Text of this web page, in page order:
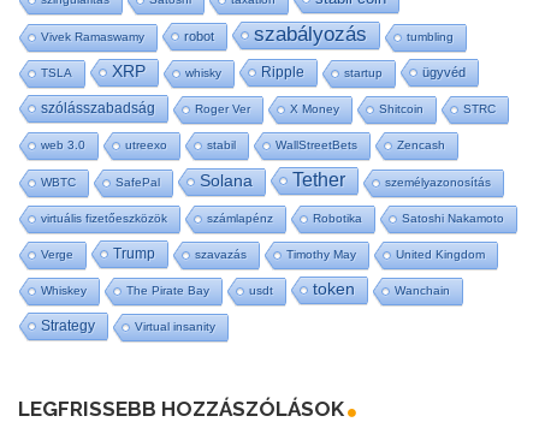
Vivek Ramaswamy robot szabályozás tumbling
TSLA XRP whisky Ripple startup ügyvéd
szólásszabadság Roger Ver X Money Shitcoin STRC
web 3.0 utreexo stabil WallStreetBets Zencash
WBTC SafePal Solana Tether személyazonosítás
virtuális fizetőeszközök számlapénz Robotika Satoshi Nakamoto
Verge Trump szavazás Timothy May United Kingdom
Whiskey The Pirate Bay usdt token Wanchain
Strategy Virtual insanity
LEGFRISSEBB HOZZÁSZÓLÁSOK